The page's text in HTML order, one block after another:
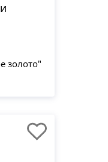
золото"